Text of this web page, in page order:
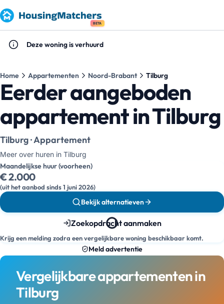
BETA
Deze woning is verhuurd
Home Appartementen Noord-Brabant Tilburg
Eerder aangeboden
appartement in Tilburg
Tilburg · Appartement
Meer over huren in Tilburg
Maandelijkse huur (voorheen)
€ 2.000
(uit het aanbod sinds 1 juni 2026)
Bekijk alternatieven
Zoekopdracht aanmaken
Krijg een melding zodra een vergelijkbare woning beschikbaar komt.
Meld advertentie
Vergelijkbare appartementen in
Tilburg